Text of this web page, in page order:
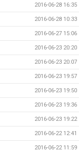
2016-06-28 16:35
2016-06-28 10:33
2016-06-27 15:06
2016-06-23 20:20
2016-06-23 20:07
2016-06-23 19:57
2016-06-23 19:50
2016-06-23 19:36
2016-06-23 19:22
2016-06-22 12:41
2016-06-22 11:59